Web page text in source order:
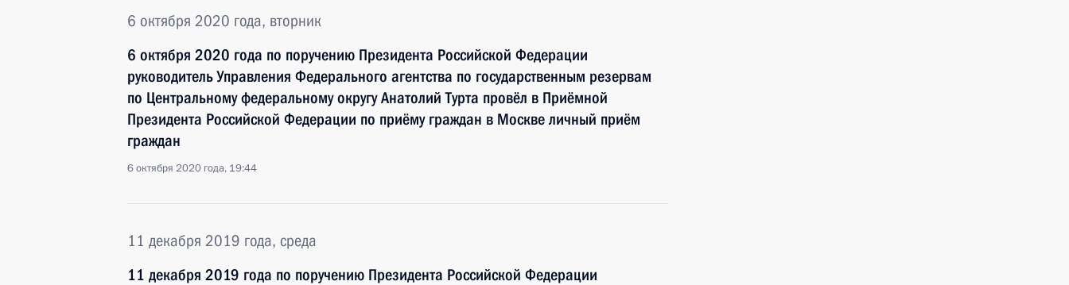
6 октября 2020 года, вторник
6 октября 2020 года по поручению Президента Российской Федерации
руководитель Управления Федерального агентства по государственным резервам
по Центральному федеральному округу Анатолий Турта провёл в Приёмной
Президента Российской Федерации по приёму граждан в Москве личный приём
граждан
6 октября 2020 года, 19:44
11 декабря 2019 года, среда
11 декабря 2019 года по поручению Президента Российской Федерации